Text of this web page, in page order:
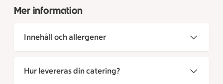
Mer information
Innehåll och allergener
Hur levereras din catering?